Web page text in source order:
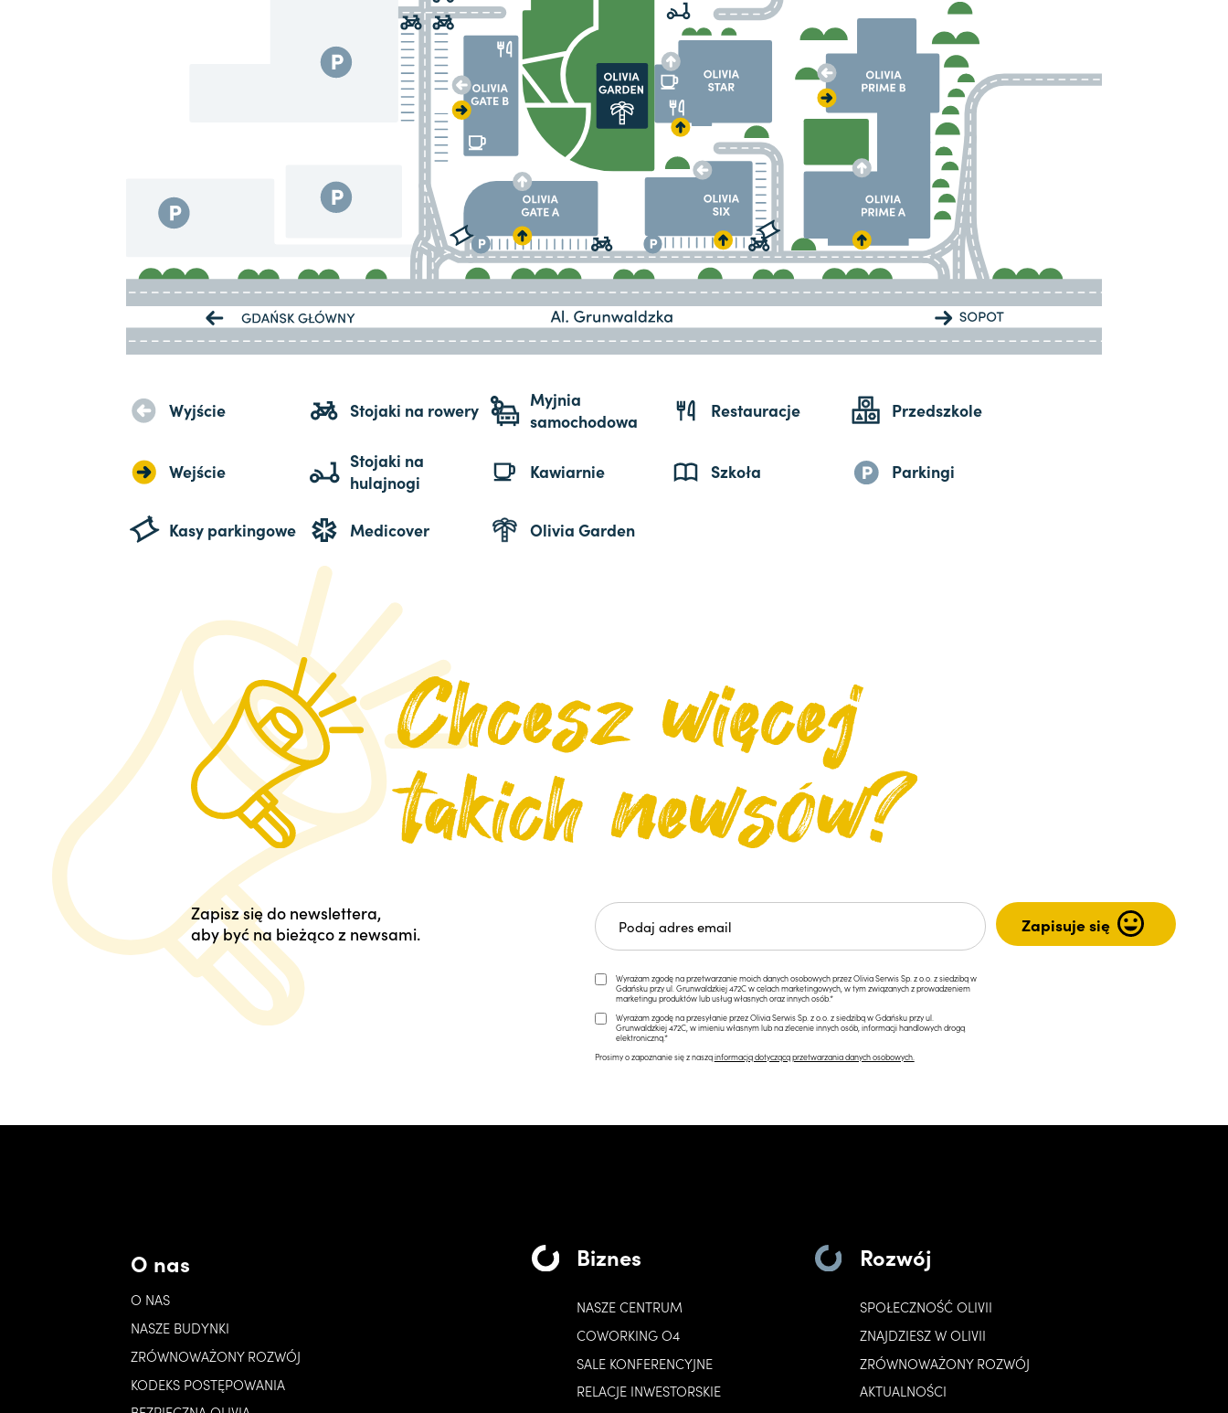
Wyjście Stojaki na rowery
Myjnia
samochodowa
Restauracje Przedszkole
Wejście
Stojaki na
hulajnogi
Kawiarnie Szkoła Parkingi
Kasy parkingowe Medicover Olivia Garden
Zapisz się do newslettera,
aby być na bieżąco z newsami.
Wyrażam zgodę na przetwarzanie moich danych osobowych przez Olivia Serwis Sp. z o.o. z siedzibą w
Gdańsku przy ul. Grunwaldzkiej 472C w celach marketingowych, w tym związanych z prowadzeniem
marketingu produktów lub usług własnych oraz innych osób.*
Wyrażam zgodę na przesyłanie przez Olivia Serwis Sp. z o.o. z siedzibą w Gdańsku przy ul.
Grunwaldzkiej 472C, w imieniu własnym lub na zlecenie innych osób, informacji handlowych drogą
elektroniczną.*
Prosimy o zapoznanie się z nasząinformacją dotyczącą przetwarzania danych osobowych.
O nas
O NAS
NASZE BUDYNKI
ZRÓWNOWAŻONY ROZWÓJ
KODEKS POSTĘPOWANIA
Biznes
NASZE CENTRUM
COWORKING O4
SALE KONFERENCYJNE
RELACJE INWESTORSKIE
Rozwój
SPOŁECZNOŚĆ OLIVII
ZNAJDZIESZ W OLIVII
ZRÓWNOWAŻONY ROZWÓJ
AKTUALNOŚCI